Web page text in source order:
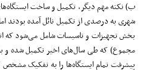
ب) نکته مهم دیگر، تکمیل و ساخت